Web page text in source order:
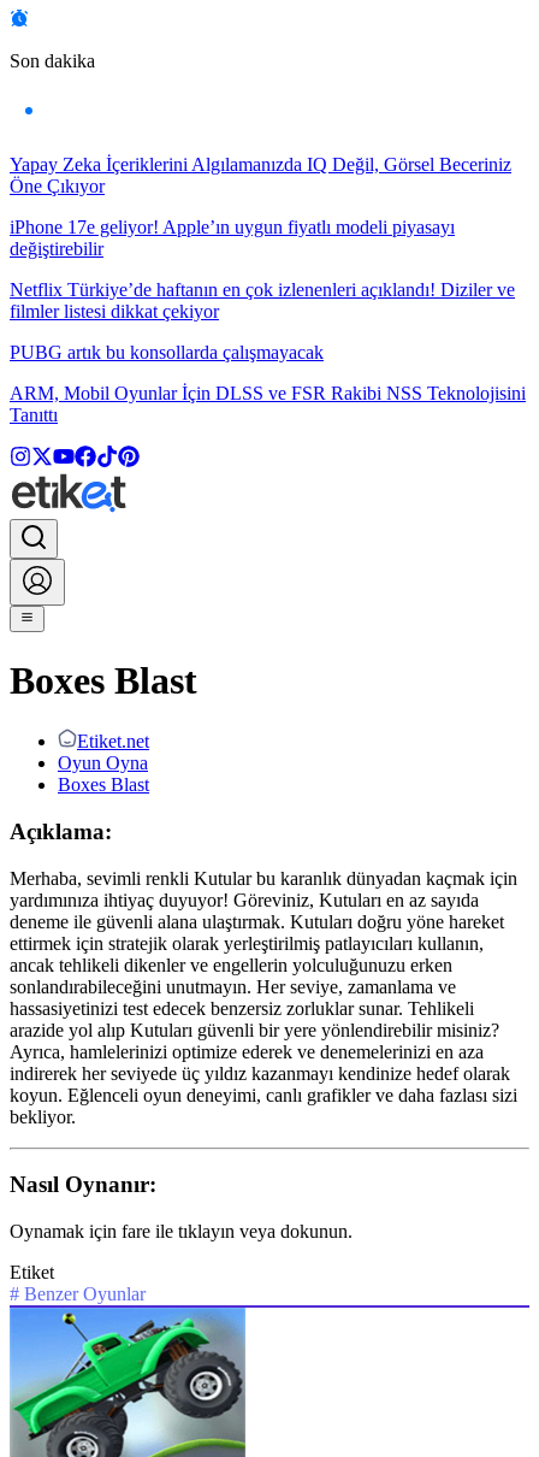
Son dakika
Yapay Zeka İçeriklerini Algılamanızda IQ Değil, Görsel Beceriniz
Öne Çıkıyor
iPhone 17e geliyor! Apple’ın uygun fiyatlı modeli piyasayı
değiştirebilir
Netflix Türkiye’de haftanın en çok izlenenleri açıklandı! Diziler ve
filmler listesi dikkat çekiyor
PUBG artık bu konsollarda çalışmayacak
ARM, Mobil Oyunlar İçin DLSS ve FSR Rakibi NSS Teknolojisini
Tanıttı
Boxes Blast
Etiket.net
Oyun Oyna
Boxes Blast
Açıklama:
Merhaba, sevimli renkli Kutular bu karanlık dünyadan kaçmak için
yardımınıza ihtiyaç duyuyor! Göreviniz, Kutuları en az sayıda
deneme ile güvenli alana ulaştırmak. Kutuları doğru yöne hareket
ettirmek için stratejik olarak yerleştirilmiş patlayıcıları kullanın,
ancak tehlikeli dikenler ve engellerin yolculuğunuzu erken
sonlandırabileceğini unutmayın. Her seviye, zamanlama ve
hassasiyetinizi test edecek benzersiz zorluklar sunar. Tehlikeli
arazide yol alıp Kutuları güvenli bir yere yönlendirebilir misiniz?
Ayrıca, hamlelerinizi optimize ederek ve denemelerinizi en aza
indirerek her seviyede üç yıldız kazanmayı kendinize hedef olarak
koyun. Eğlenceli oyun deneyimi, canlı grafikler ve daha fazlası sizi
bekliyor.
Nasıl Oynanır:
Oynamak için fare ile tıklayın veya dokunun.
Etiket
# Benzer Oyunlar